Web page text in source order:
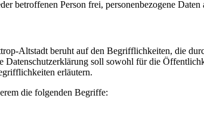
betroffenen Person frei, personenbezogene
Altstadt beruht auf den Begrifflichkeiten, die
soll sowohl für die
erläutern.
die folgenden Begriffe: